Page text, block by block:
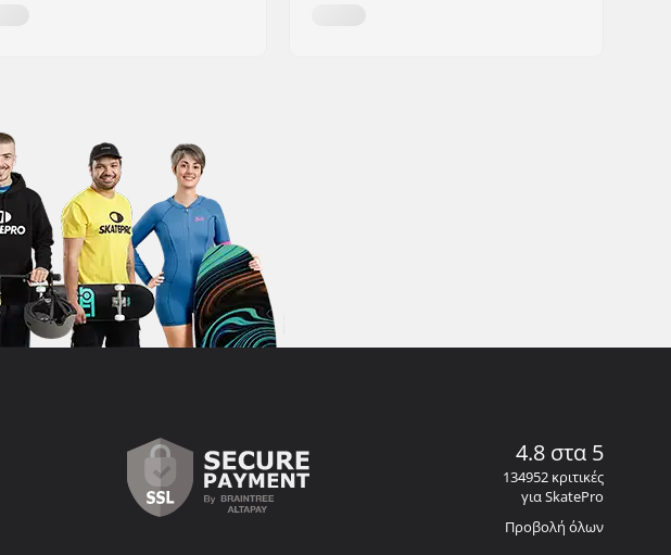
4.8 στα 5
134952 κριτικές
για SkatePro
Προβολή όλων